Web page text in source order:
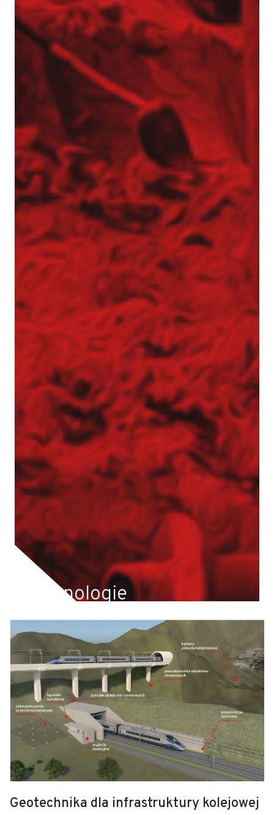
Pale przemieszczeniowe
Pale VDW
Zabezpieczenia wykopów
Kotwy gruntowe
Mury oporowe – trwała stabilizacja skarp i
nasypów
Palisady – stabilizacja wykopów w
trudnych warunkach gruntowych
Ścianki szczelne
Ściany berlińskie
Zabezpieczenie skarp i zboczy
Dreny
Gwoździe gruntowe
Ściągi gruntowe
Siatki stalowe – zabezpieczenie zboczy
Torkret – beton natryskowy
Przesłony przeciwfiltracyjne i iniekcje gruntu
Iniekcja uszczelniająca
Jet grouting – wzmacnianie gruntu
Przesłony DSM
Wypełnianie pustek
Prace tunelowe
Pale i mikropale geotermalne
Torkret – beton natryskowy
Zapoznaj się z aktualnościami w dziedzinie
geotechniki
Technologie
Realizujemy prace geotechniczne na terenie całej
Polski oraz Europy m.in. Słowacji, Czech, Austrii i
Niemiec.
Geotechnika dla infrastruktury kolejowej